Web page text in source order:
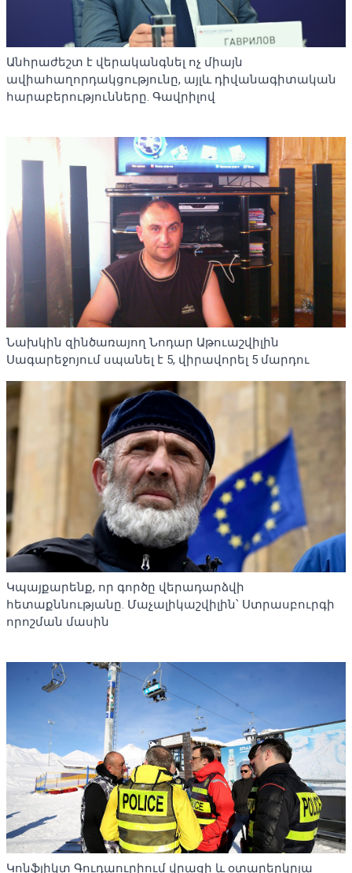
Անհրաժեշտ է վերականգնել ոչ միայն
ավիահաղորդակցությունը, այլև դիվանագիտական ​​
հարաբերությունները. Գավրիլով
Նախկին զինծառայող Նոդար Աթուաշվիլին
Սագարեջոյում սպանել է 5, վիրավորել 5 մարդու
Կպայքարենք, որ գործը վերադարձվի
հետաքննությանը. Մաչալիկաշվիլին՝ Ստրասբուրգի
որոշման մասին
Կոնֆլիկտ Գուդաուրիում վրացի և օտարերկրյա